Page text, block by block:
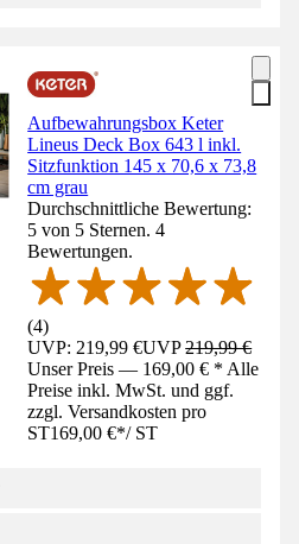
Aufbewahrungsbox Keter
Lineus Deck Box 643 l inkl.
Sitzfunktion 145 x 70,6 x 73,8
cm grau
Durchschnittliche Bewertung:
5 von 5 Sternen. 4
Bewertungen.
(4)
UVP: 219,99 €UVP219,99 €
Unser Preis — 169,00 € * Alle
Preise inkl. MwSt. und ggf.
zzgl. Versandkosten pro
ST169,00 €*/ ST